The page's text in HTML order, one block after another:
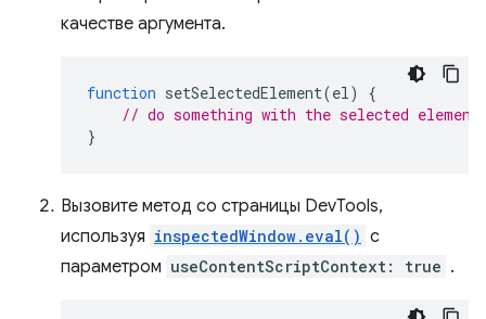
качестве аргумента.
function setSelectedElement(el)
{
// do something with the selected element
}
Вызовите метод со страницы DevTools,
используя inspectedWindow.eval() с
параметром useContentScriptContext: true .